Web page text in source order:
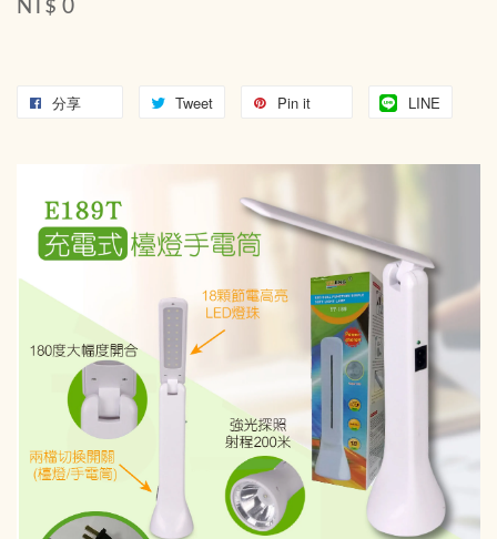
NT$ 0
分享 Tweet Pin it LINE